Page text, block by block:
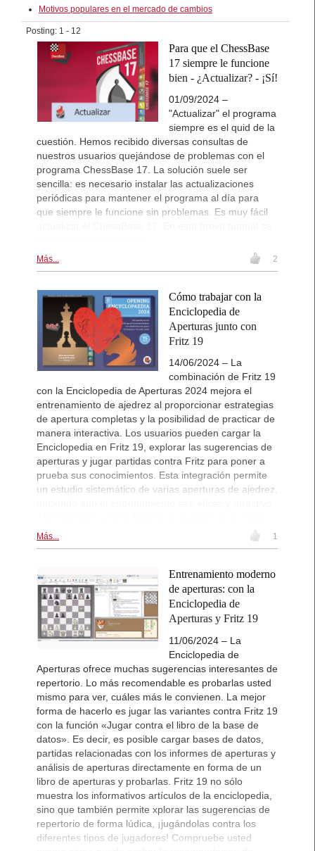
Motivos populares en el mercado de cambios
Posting: 1 - 12
Para que el ChessBase
17 siempre le funcione
bien - ¿Actualizar? - ¡Sí!
01/09/2024 –
"Actualizar" el programa
siempre es el quid de la
cuestión. Hemos recibido diversas consultas de
nuestros usuarios quejándose de problemas con el
programa ChessBase 17. La solución suele ser
sencilla: es necesario instalar las actualizaciones
periódicas para mantener el programa al día para
que siempre le funcione sin problemas. Es muy fácil
Más... 2
Cómo trabajar con la
Enciclopedia de
Aperturas junto con
Fritz 19
14/06/2024 – La
combinación de Fritz 19
con la Enciclopedia de Aperturas 2024 mejora el
entrenamiento de ajedrez al proporcionar estrategias
de apertura completas y la posibilidad de practicar de
manera interactiva. Los usuarios pueden cargar la
Enciclopedia en Fritz 19, explorar las sugerencias de
aperturas y jugar partidas contra Fritz para poner a
prueba sus conocimientos. Esta integración permite
un estudio sistemático de varias aperturas de ajedrez,
Más... 1
Entrenamiento moderno
de aperturas: con la
Enciclopedia de
Aperturas y Fritz 19
11/06/2024 – La
Enciclopedia de
Aperturas ofrece muchas sugerencias interesantes de
repertorio. Lo más recomendable es probarlas usted
mismo para ver, cuáles más le convienen. La mejor
forma de hacerlo es jugar las variantes contra Fritz 19
con la función «Jugar contra el libro de la base de
datos». Es decir, es posible cargar bases de datos,
partidas relacionadas con los informes de aperturas y
análisis de aperturas directamente en forma de un
libro de aperturas y probarlas. Fritz 19 no sólo
muestra los informativos artículos de la enciclopedia,
sino que también permite xplorar las sugerencias de
repertorio de forma lúdica, ¡jugándolas contra los
diferentes tipos de jugadores! Compruebe usted